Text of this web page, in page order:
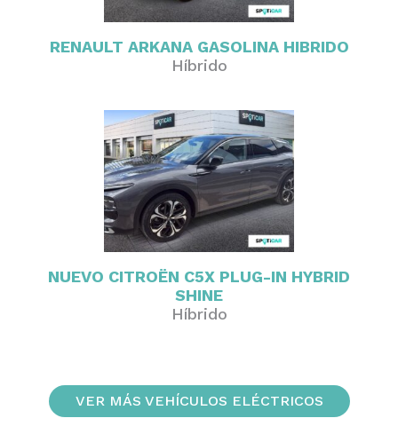
RENAULT ARKANA GASOLINA HIBRIDO
Híbrido
NUEVO CITROËN C5X PLUG-IN HYBRID
SHINE
Híbrido
VER MÁS VEHÍCULOS ELÉCTRICOS